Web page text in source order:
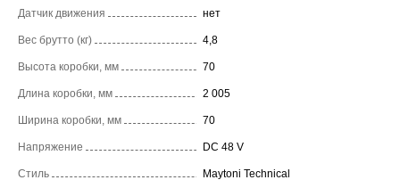
Датчик движения нет
Вес брутто (кг) 4,8
Высота коробки, мм 70
Длина коробки, мм 2 005
Ширина коробки, мм 70
Напряжение DC 48 V
Стиль Maytoni Technical